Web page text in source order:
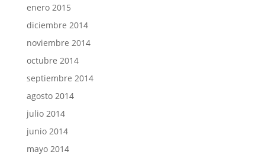
enero 2015
diciembre 2014
noviembre 2014
octubre 2014
septiembre 2014
agosto 2014
julio 2014
junio 2014
mayo 2014